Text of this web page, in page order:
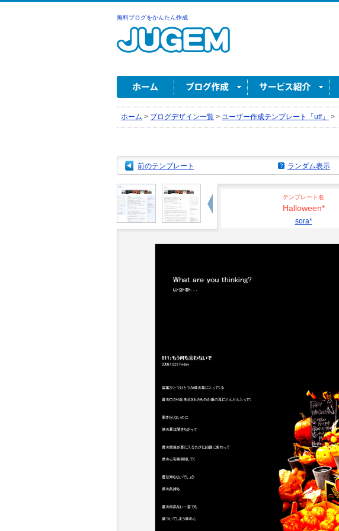
無料ブログをかんたん作成
ホーム > ブログデザイン一覧 > ユーザー作成テンプレート「utf」 >
前のテンプレート ランダム表示
テンプレート名
Halloween*
sora*